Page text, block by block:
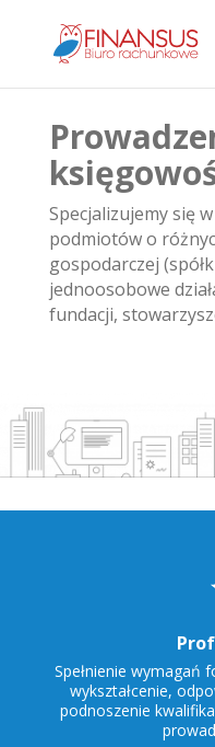
Specjalizujemy się
podmiotów o
gospodarczej
jednoosobowe
fundacji,
Spełnienie wymagań
wykształcenie,
podnoszenie